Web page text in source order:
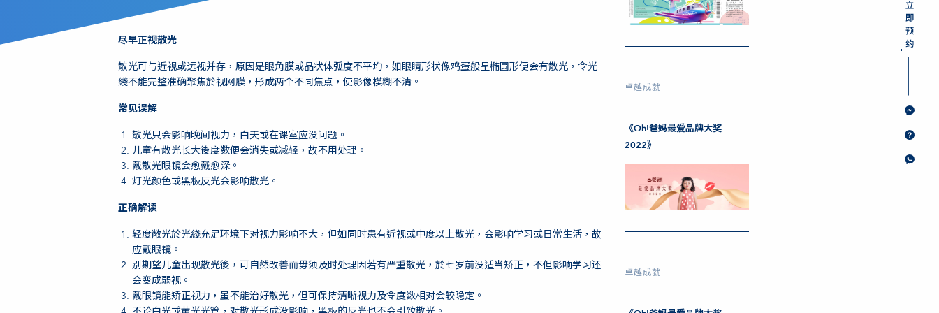
尽早正视散光
散光可与近视或远视并存，原因是眼角膜或晶状体弧度不平均，如眼睛形状像鸡蛋般呈椭圆形便会有散光，令光
綫不能完整准确聚焦於视网膜，形成两个不同焦点，使影像模糊不清。
常见误解
散光只会影响晚间视力，白天或在课室应没问题。
儿童有散光长大後度数便会消失或减轻，故不用处理。
戴散光眼镜会愈戴愈深。
灯光颜色或黑板反光会影响散光。
正确解读
轻度敞光於光綫充足环境下对视力影响不大，但如同时患有近视或中度以上散光，会影响学习或日常生活，故
应戴眼镜。
别期望儿童出现散光後，可自然改善而毋须及时处理因若有严重散光，於七岁前没适当矫正，不但影响学习还
会变成弱视。
戴眼镜能矫正视力，虽不能治好散光，但可保持清晰视力及令度数相对会较隐定。
卓越成就
《Oh!爸妈最爱品牌大奖
2022》
卓越成就